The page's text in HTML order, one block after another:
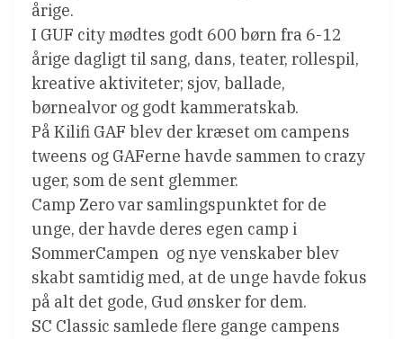
årige.
I GUF city mødtes godt 600 børn fra 6-12
årige dagligt til sang, dans, teater, rollespil,
kreative aktiviteter; sjov, ballade,
børnealvor og godt kammeratskab.
På Kilifi GAF blev der kræset om campens
tweens og GAFerne havde sammen to crazy
uger, som de sent glemmer.
Camp Zero var samlingspunktet for de
unge, der havde deres egen camp i
SommerCampen  og nye venskaber blev
skabt samtidig med, at de unge havde fokus
på alt det gode, Gud ønsker for dem.
SC Classic samlede flere gange campens